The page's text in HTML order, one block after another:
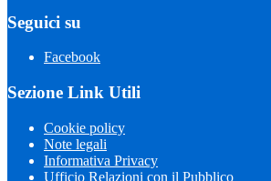
Seguici su
Facebook
Sezione Link Utili
Cookie policy
Note legali
Informativa Privacy
Ufficio Relazioni con il Pubblico